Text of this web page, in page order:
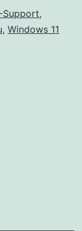
Support,
, Windows 11